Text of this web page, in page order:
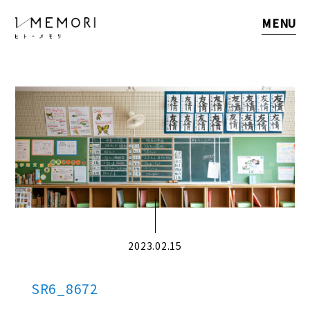
MENU
2023.02.15
SR6_8672